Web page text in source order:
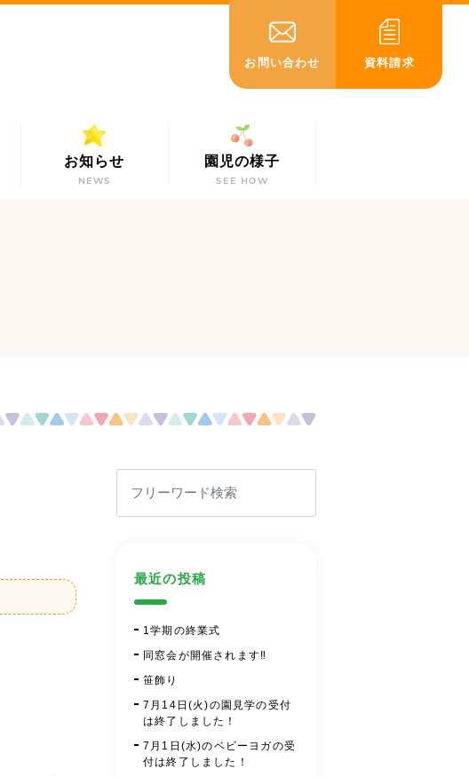
お問い合わせ 資料請求
お知らせ
NEWS
園児の様子
SEE HOW
最近の投稿
1学期の終業式
同窓会が開催されます‼
笹飾り
7月14日(火)の園見学の受付
は終了しました！
7月1日(水)のベビーヨガの受
付は終了しました！